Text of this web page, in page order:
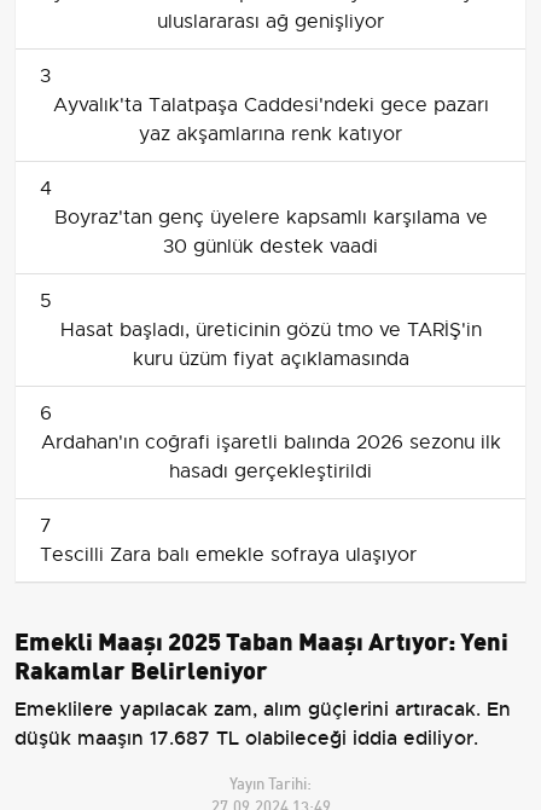
uluslararası ağ genişliyor
3
Ayvalık'ta Talatpaşa Caddesi'ndeki gece pazarı
yaz akşamlarına renk katıyor
4
Boyraz'tan genç üyelere kapsamlı karşılama ve
30 günlük destek vaadi
5
Hasat başladı, üreticinin gözü tmo ve TARİŞ'in
kuru üzüm fiyat açıklamasında
6
Ardahan'ın coğrafi işaretli balında 2026 sezonu ilk
hasadı gerçekleştirildi
7
Tescilli Zara balı emekle sofraya ulaşıyor
Emekli Maaşı 2025 Taban Maaşı Artıyor: Yeni
Rakamlar Belirleniyor
Emeklilere yapılacak zam, alım güçlerini artıracak. En
düşük maaşın 17.687 TL olabileceği iddia ediliyor.
Yayın Tarihi: